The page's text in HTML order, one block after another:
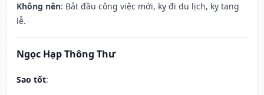
Không nên: Bắt đầu công việc mới, kỵ đi du lịch, kỵ tang
lễ.
Ngọc Hạp Thông Thư
Sao tốt: